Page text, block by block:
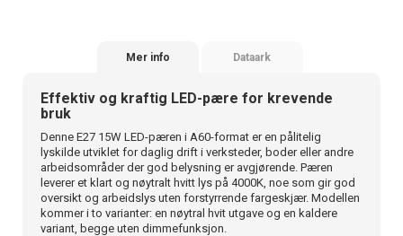
Mer info Dataark
Effektiv og kraftig LED-pære for krevende
bruk
Denne E27 15W LED-pæren i A60-format er en pålitelig
lyskilde utviklet for daglig drift i verksteder, boder eller andre
arbeidsområder der god belysning er avgjørende. Pæren
leverer et klart og nøytralt hvitt lys på 4000K, noe som gir god
oversikt og arbeidslys uten forstyrrende fargeskjær. Modellen
kommer i to varianter: en nøytral hvit utgave og en kaldere
variant, begge uten dimmefunksjon.